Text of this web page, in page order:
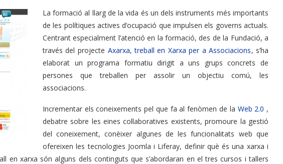
La formació al llarg de la vida és un dels instruments més importants
de les polítiques actives d’ocupació que impulsen els governs actuals.
Centrant especialment l’atenció en la formació, des de la Fundació, a
través del projecte Axarxa, treball en Xarxa per a Associacions, s’ha
elaborat un programa formatiu dirigit a uns grups concrets de
persones que treballen per assolir un objectiu comú, les
associacions.
Incrementar els coneixements pel que fa al fenòmen de la Web 2.0 ,
debatre sobre les eines col·laboratives existents, promoure la gestió
del coneixement, conèixer algunes de les funcionalitats web que
ofereixen les tecnologies Joomla i Liferay, definir què és una xarxa i
en xarxa són alguns dels continguts que s’abordaran en el tres cursos i tallers